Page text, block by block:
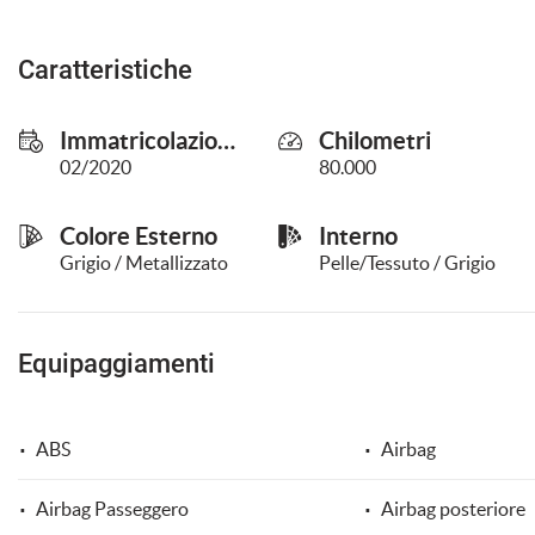
Caratteristiche
Immatricolazione
02/2020
Chilometri
80.000
Colore Esterno
Grigio / Metallizzato
Interno
Pelle/Tessuto / Grigio
Equipaggiamenti
ABS Airbag
Airbag Passeggero Airbag posteriore
di
rimanda
Puoi
rivedere
modificare
tue
scelte
momento.